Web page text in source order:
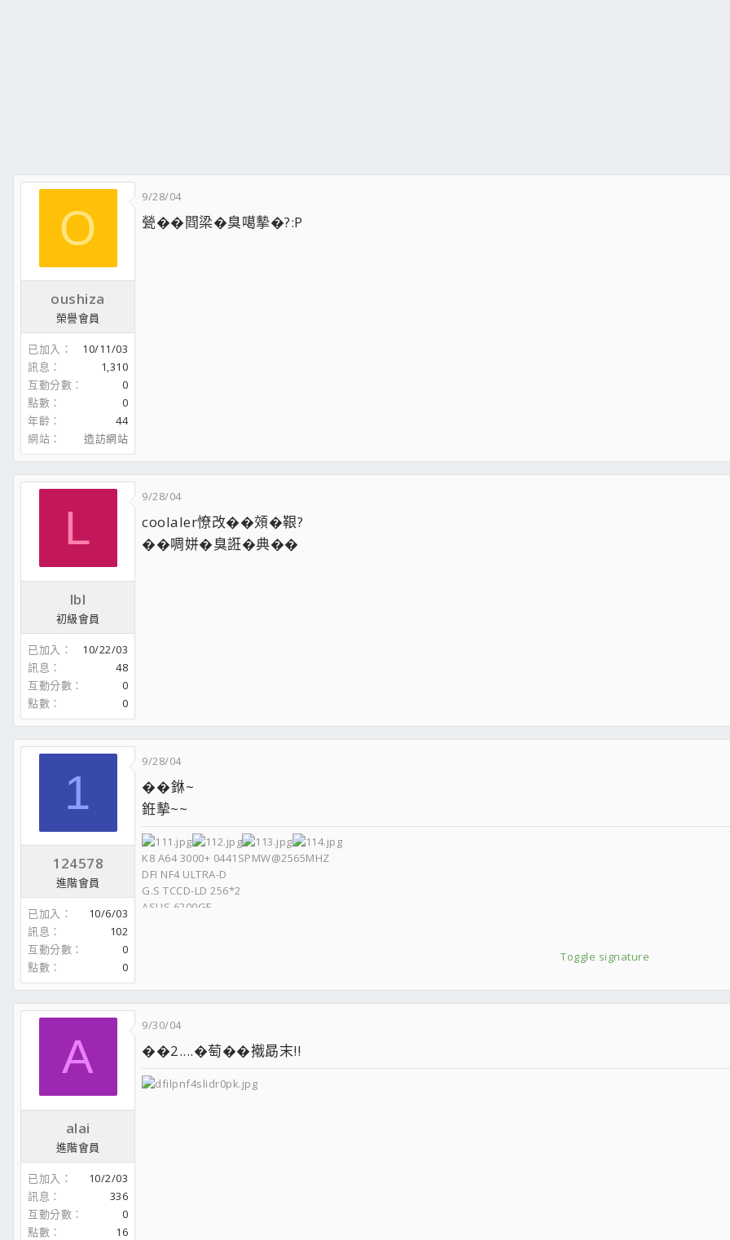
O
oushiza
榮譽會員
已加入
10/11/03
訊息
1,310
互動分數
0
點數
0
年齡
44
網站
造訪網站
9/28/04
甇��閰梁�臭噶摰�?:P
L
lbl
初級會員
已加入
10/22/03
訊息
48
互動分數
0
點數
0
9/28/04
coolaler憭改��頝�鞎?
��啁姘�臭誑�典��
1
124578
進階會員
已加入
10/6/03
訊息
102
互動分數
0
點數
0
9/28/04
��銝~
銋摰~~
Toggle signature
K8 A64 3000+ 0441SPMW@2565MHZ
DFI NF4 ULTRA-D
G.S TCCD-LD 256*2
ASUS 6200GE
A
alai
進階會員
已加入
10/2/03
訊息
336
互動分數
0
點數
16
9/30/04
��2....�萄��撠勗末!!